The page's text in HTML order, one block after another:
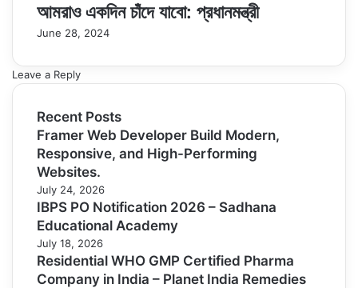
আমরাও একদিন চাঁদে যাবো: প্রধানমন্ত্রী
June 28, 2024
Leave a Reply
Recent Posts
Framer Web Developer Build Modern,
Responsive, and High-Performing
Websites.
July 24, 2026
IBPS PO Notification 2026 – Sadhana
Educational Academy
July 18, 2026
Residential WHO GMP Certified Pharma
Company in India – Planet India Remedies